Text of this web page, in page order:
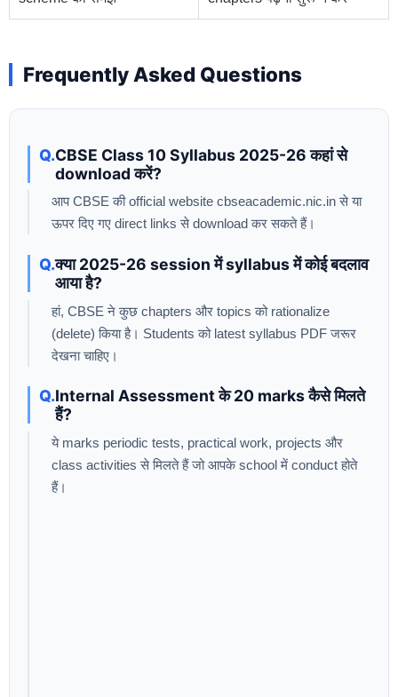
Frequently Asked Questions
CBSE Class 10 Syllabus 2025-26 कहां से
download करें?
आप CBSE की official website cbseacademic.nic.in से या
ऊपर दिए गए direct links से download कर सकते हैं।
क्या 2025-26 session में syllabus में कोई बदलाव
आया है?
हां, CBSE ने कुछ chapters और topics को rationalize
(delete) किया है। Students को latest syllabus PDF जरूर
देखना चाहिए।
Internal Assessment के 20 marks कैसे मिलते
हैं?
ये marks periodic tests, practical work, projects और
class activities से मिलते हैं जो आपके school में conduct होते
हैं।